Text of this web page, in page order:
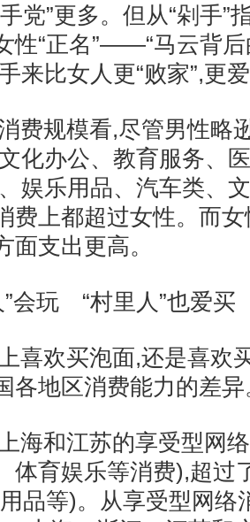
党”更多。但从“剁手”
性“正名”——“马云背后
来比女人更“败家”,更
规模看,尽管男性略
化办公、教育服务、
娱乐用品、汽车类、
费上都超过女性。而
面支出更高。
玩 “村里人”也爱买
欢买泡面,还是喜欢
各地区消费能力的差异
和江苏的享受型网络
体育娱乐等消费),超过
品等)。从享受型网络